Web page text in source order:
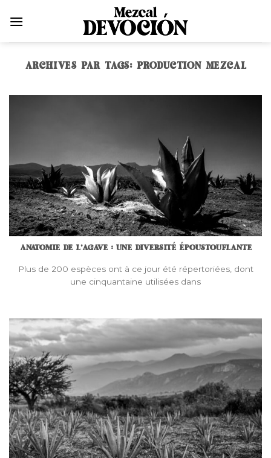
ARCHIVES PAR TAGS: PRODUCTION MEZCAL
ANATOMIE DE L’AGAVE : UNE DIVERSITÉ ÉPOUSTOUFLANTE
Plus de 200 espèces ont à ce jour été répertoriées, dont
une cinquantaine utilisées dans